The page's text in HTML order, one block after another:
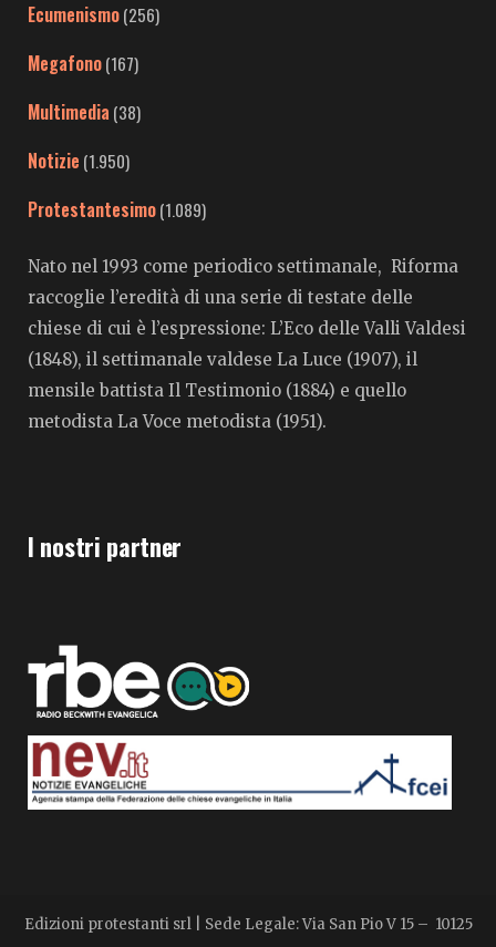
Ecumenismo(256)
Megafono(167)
Multimedia (38)
Notizie (1.950)
Protestantesimo(1.089)
Nato nel 1993 come periodico settimanale, Riforma
raccoglie l’eredità di una serie di testate delle
chiese di cui è l’espressione: L’Eco delle Valli Valdesi
(1848), il settimanale valdese La Luce (1907), il
mensile battista Il Testimonio (1884) e quello
metodista La Voce metodista (1951).
I nostri partner
Edizioni protestanti srl | Sede Legale: Via San Pio V 15 – 10125